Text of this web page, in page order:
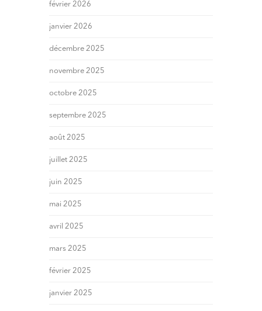
février 2026
janvier 2026
décembre 2025
novembre 2025
octobre 2025
septembre 2025
août 2025
juillet 2025
juin 2025
mai 2025
avril 2025
mars 2025
février 2025
janvier 2025